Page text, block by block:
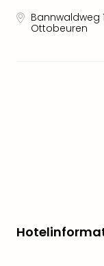
Bannwaldweg
Ottobeuren